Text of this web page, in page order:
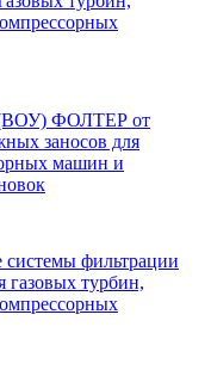
ФОЛТЕР от
заносов для
машин и
фильтрации
турбин,